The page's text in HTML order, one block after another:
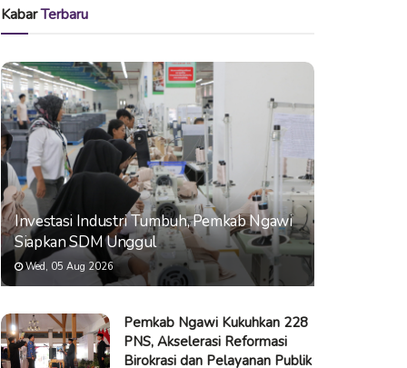
KabarTerbaru
Investasi Industri Tumbuh, Pemkab Ngawi
Siapkan SDM Unggul
Wed, 05 Aug 2026
Pemkab Ngawi Kukuhkan 228
PNS, Akselerasi Reformasi
Birokrasi dan Pelayanan Publik